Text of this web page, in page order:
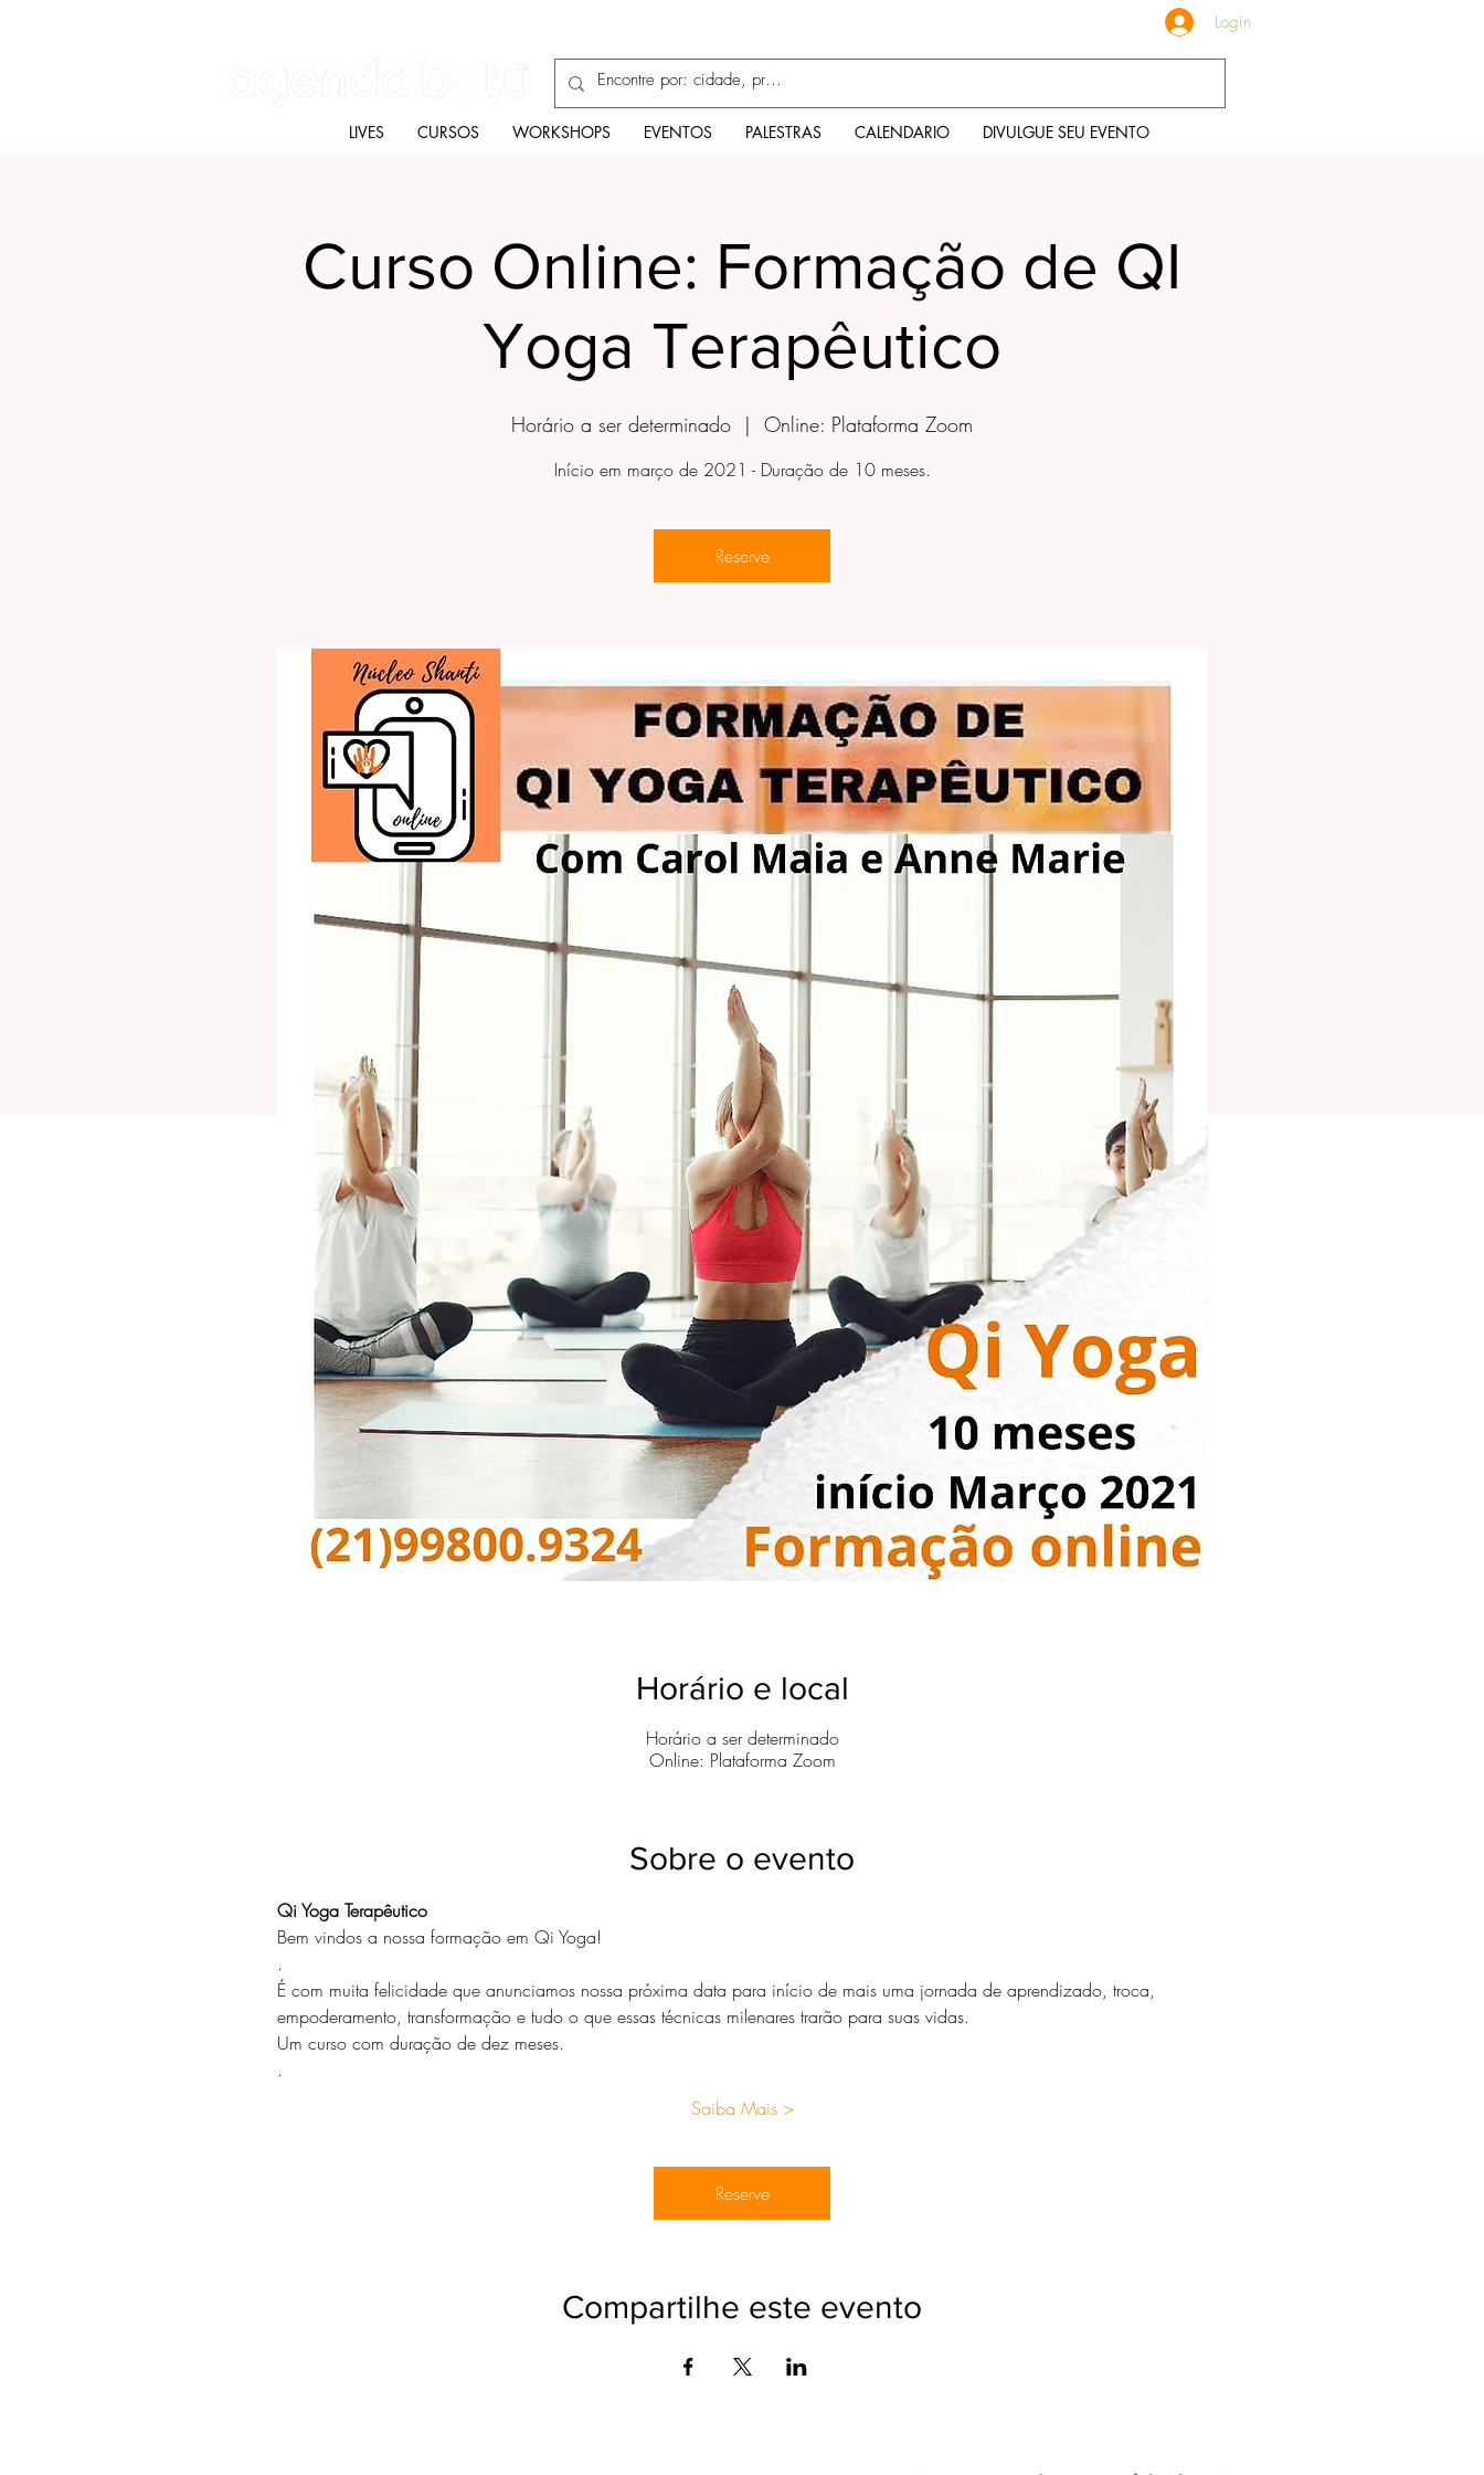
Login
LIVES CURSOS WORKSHOPS EVENTOS PALESTRAS CALENDARIO DIVULGUE SEU EVENTO
Curso Online: Formação de QI
Yoga Terapêutico
Horário a ser determinado
  |
Online: Plataforma Zoom
Início em março de 2021 - Duração de 10 meses.
Reserve
Horário e local
Horário a ser determinado
Online: Plataforma Zoom
Sobre o evento
Qi Yoga Terapêutico
Bem vindos a nossa formação em Qi Yoga!
.
É com muita felicidade que anunciamos nossa próxima data para início de mais uma jornada de aprendizado, troca,
empoderamento, transformação e tudo o que essas técnicas milenares trarão para suas vidas.
Um curso com duração de dez meses.
.
Saiba Mais >
Reserve
Compartilhe este evento